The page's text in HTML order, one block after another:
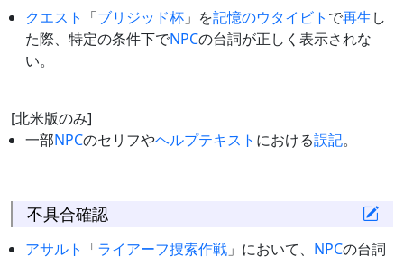
クエスト 「ブリジッド杯 」を記憶のウタイビト で再生し
た際、特定の条件下でNPCの台詞が正しく表示されな
い。
[北米版のみ]
一部NPCのセリフやヘルプテキスト における誤記。
不具合確認
アサルト 「ライアーフ捜索作戦 」において、 NPCの台詞